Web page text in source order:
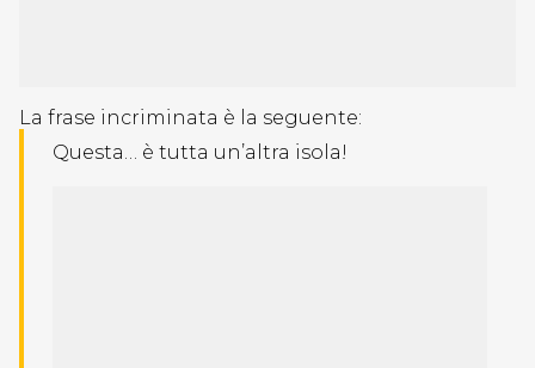
La frase incriminata è la seguente:
Questa… è tutta un’altra isola!